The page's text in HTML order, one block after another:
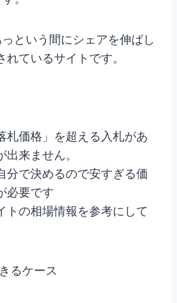
という間にシェアを伸ばし
ているサイトです。
札価格」を超える入札があ
来ません。
分で決めるので安すぎる価
必要です
トの相場情報を参考にして
るケース